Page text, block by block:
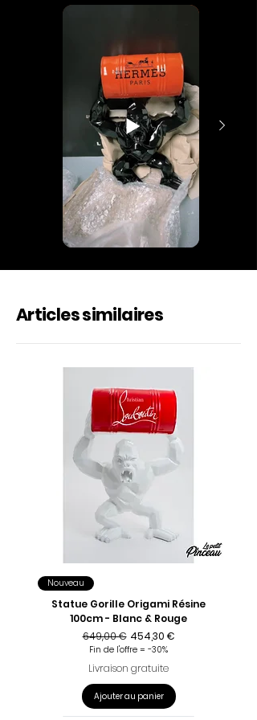
Articles similaires
Nouveau
Statue Gorille Origami Résine
100cm - Blanc & Rouge
Prix original
649,00 € Prix promotionnel
454,30 €
Fin de l'offre = -30%
Livraison gratuite
Ajouter au panier